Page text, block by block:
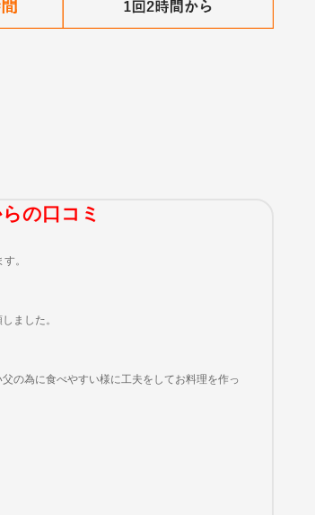
の口コミ
。
ました。
の為に食べやすい様に工夫をしてお料理を作っ